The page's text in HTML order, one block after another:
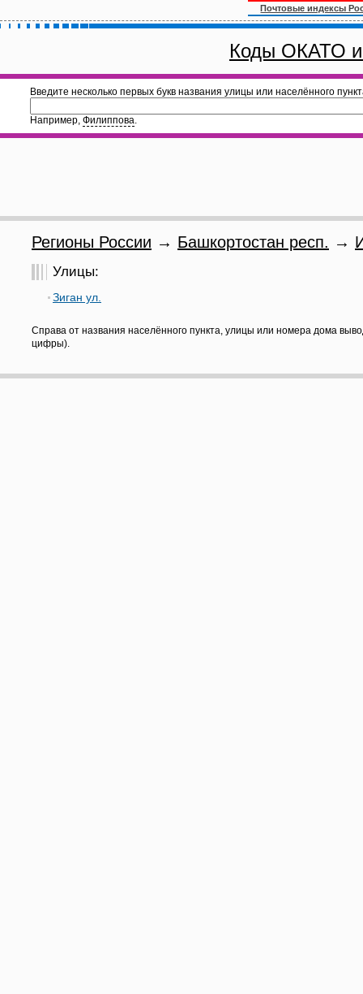
Почтовые индексы
Коды ОКАТО
Введите несколько первых букв названия улицы или населённого
Например, Филиппова.
Регионы России → Башкортостан респ. →
Улицы:
Зиган ул.
Справа от названия населённого пункта, улицы или номера дома
цифры).